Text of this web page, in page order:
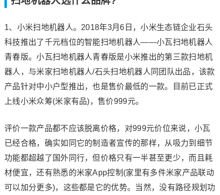
1、小米扫地机器人。2018年3月6日，小米生态链企业石头
科技推出了千元档位的智能扫地机器人——小瓦扫地机器人
青春版。小瓦扫地机器人青春版是小米推出的第三款扫地机
器人，与米家扫地机器人/石头扫地机器人同团队出品，该款
产品针对中小户型推出，也是售价最低的一款。目前已正式
上线小米众筹(米家有品)，售价999元。
评价一款产品都不应该脱离价格，对999元价位来说，小瓦
已经合格，确实如同它的制造者宣传的那样，从吸力到细节
功能都超越了国外同行，但价格只有一半甚至更少，而且耗
材便宜，还有熟悉的米家App控制(家里有多件米家产品联动
可以加分更多)，这些都是它的优势。当然，没有路径规划功